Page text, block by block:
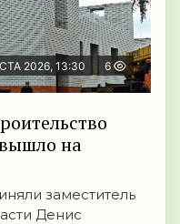
2026, 13:30 6
на
заместитель
Денис